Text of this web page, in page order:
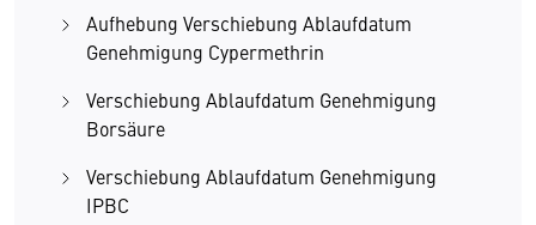
Aufhebung Verschiebung Ablaufdatum
Genehmigung Cypermethrin
Verschiebung Ablaufdatum Genehmigung
Borsäure
Verschiebung Ablaufdatum Genehmigung
IPBC